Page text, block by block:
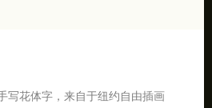
写花体字，来自于纽约自由插画